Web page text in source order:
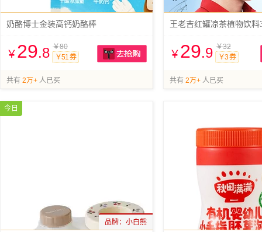
奶酪博士金装高钙奶酪棒
￥ 29.8 ￥80
￥51 券
共有 2万+ 人已买
王老吉红罐凉茶植物饮料
￥ 29.9 ￥32
￥3 券
共有 2万+ 人已买
今日
品牌： 小白熊